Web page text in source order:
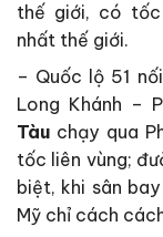
thế giới, có tốc
nhất thế giới.
– Quốc lộ 51
Long Khánh –
Tàu chạy qua
tốc liên vùng;
biệt, khi sân
Mỹ chỉ cách